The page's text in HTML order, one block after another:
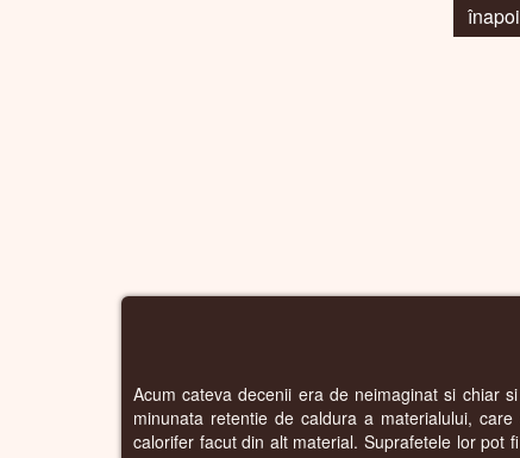
Acum cateva decenii era de neimaginat si chiar
minunata retentie de caldura a materialului,
calorifer facut din alt material. Suprafetele lor pot